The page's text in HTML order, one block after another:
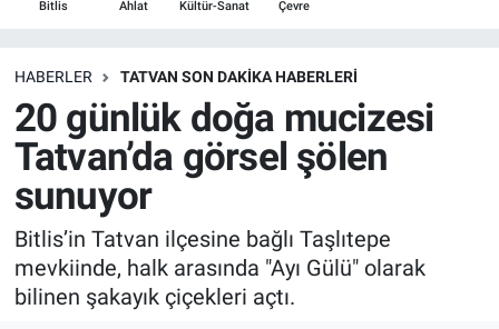
Bitlis Ahlat Kültür-Sanat Çevre
HABERLER TATVAN SON DAKIKA HABERLERI
20 günlük doğa mucizesi
Tatvan’da görsel şölen
sunuyor
Bitlis’in Tatvan ilçesine bağlı Taşlıtepe
mevkiinde, halk arasında "Ayı Gülü" olarak
bilinen şakayık çiçekleri açtı.
Eğitim
Ekonomi
Genel
Gündem
Son Dakika Haberleri
Haber Arşivi